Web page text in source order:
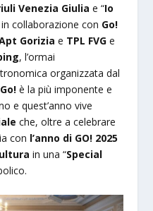
Venezia Giuliae “Io
in collaborazione con Go!
Gorizia e TPL FVGe
, l’ormai
organizzata dal
è la più imponente e
e quest’anno vive
che, oltre a celebrare
con l’anno di GO! 2025
in una “Special